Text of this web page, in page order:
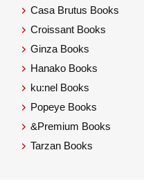
Casa Brutus Books
Croissant Books
Ginza Books
Hanako Books
ku:nel Books
Popeye Books
&Premium Books
Tarzan Books